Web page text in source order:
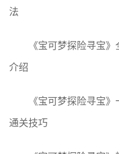
法
《宝可梦探险寻宝
介绍
《宝可梦探险寻宝
通关技巧